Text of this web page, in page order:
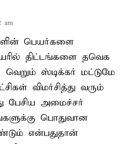
am
பெயர்களை
திட்டங்களை தவெக
வெறும் ஸ்டிக்கர் மட்டுமே
விமர்சித்து வரும்
பேசிய அமைச்சர்
பொதுவான
என்பதுதான்